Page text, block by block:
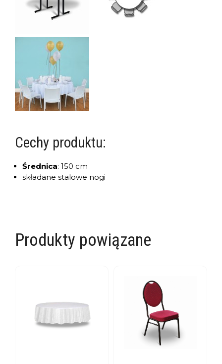
Cechy produktu:
Średnica: 150 cm
składane stalowe nogi
Produkty powiązane